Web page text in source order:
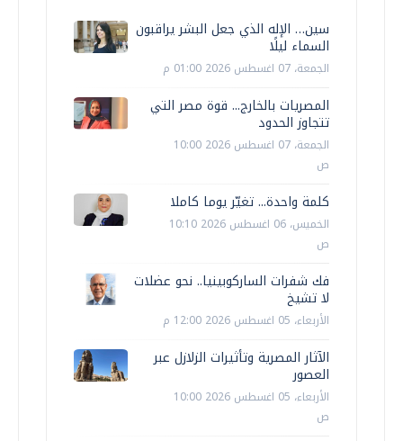
سين… الإله الذي جعل البشر يراقبون
السماء ليلًا
الجمعة، 07 اغسطس 2026 01:00 م
المصريات بالخارج... قوة مصر التي
تتجاوز الحدود
الجمعة، 07 اغسطس 2026 10:00
ص
كلمة واحدة... تغيّر يوما كاملا
الخميس، 06 اغسطس 2026 10:10
ص
فك شفرات الساركوبينيا.. نحو عضلات
لا تشيخ
الأربعاء، 05 اغسطس 2026 12:00 م
الآثار المصرية وتأثيرات الزلازل عبر
العصور
الأربعاء، 05 اغسطس 2026 10:00
ص